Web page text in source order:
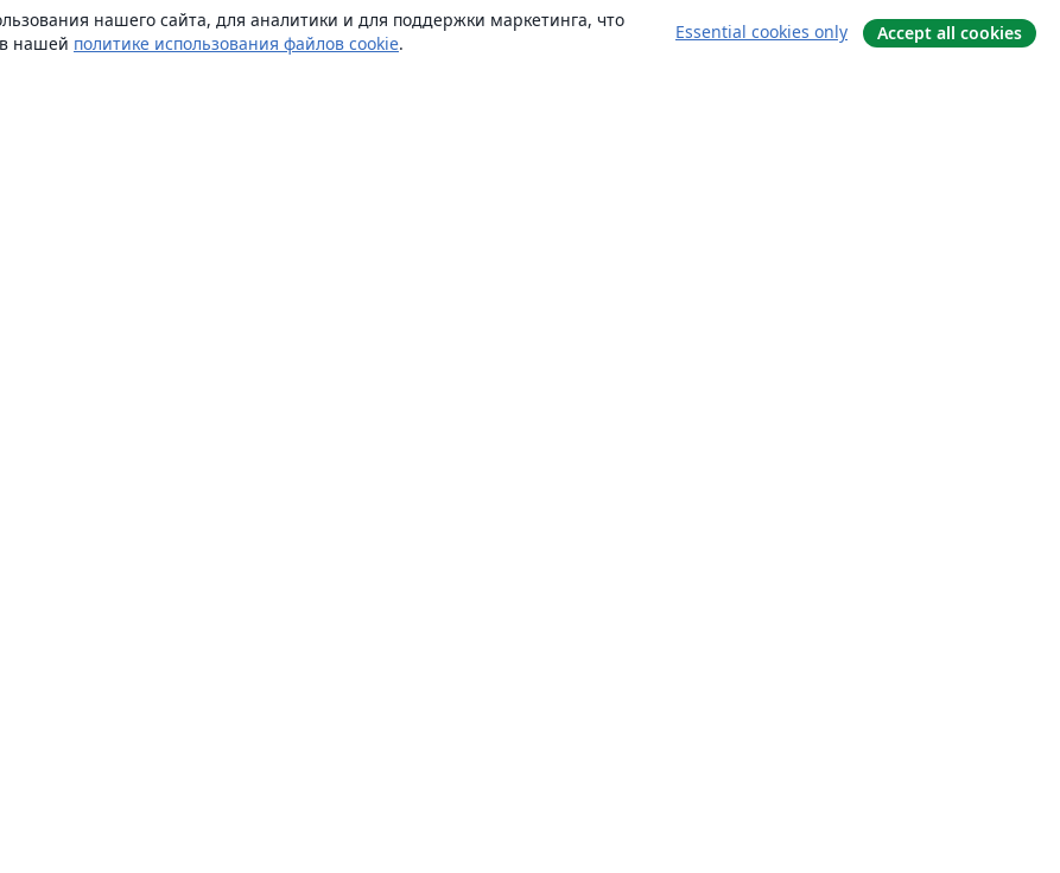
нашего сайта, для аналитики и для поддержки маркетинга, что
нашей политике использования файлов cookie.
Essential cookies only Accept all cookies